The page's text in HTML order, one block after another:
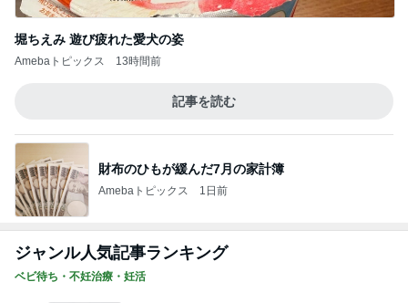
堀ちえみ 遊び疲れた愛犬の姿
Amebaトピックス 13時間前
記事を読む
財布のひもが緩んだ7月の家計簿
Amebaトピックス 1日前
ジャンル人気記事ランキング
ベビ待ち・不妊治療・妊活